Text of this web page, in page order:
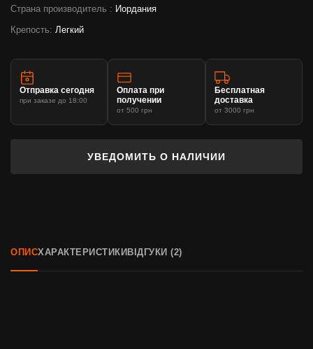
Страна производитель : Иордания
Крепость: Легкий
УВЕДОМИТЬ О НАЛИЧИИ
Отправка сегодня
при заказе до 18:00
Оплата при
получении
от 500 грн
Бесплатная
доставка
от 3000 грн
ОПИСХАРАКТЕРИСТИКИ ВІДГУКИ (2)